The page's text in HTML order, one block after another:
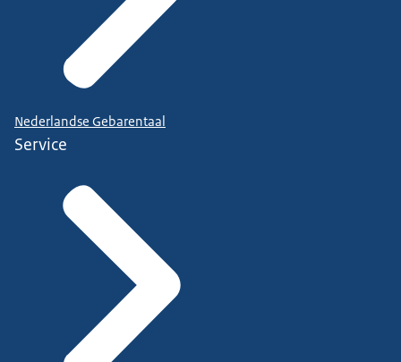
Nederlandse Gebarentaal
Service